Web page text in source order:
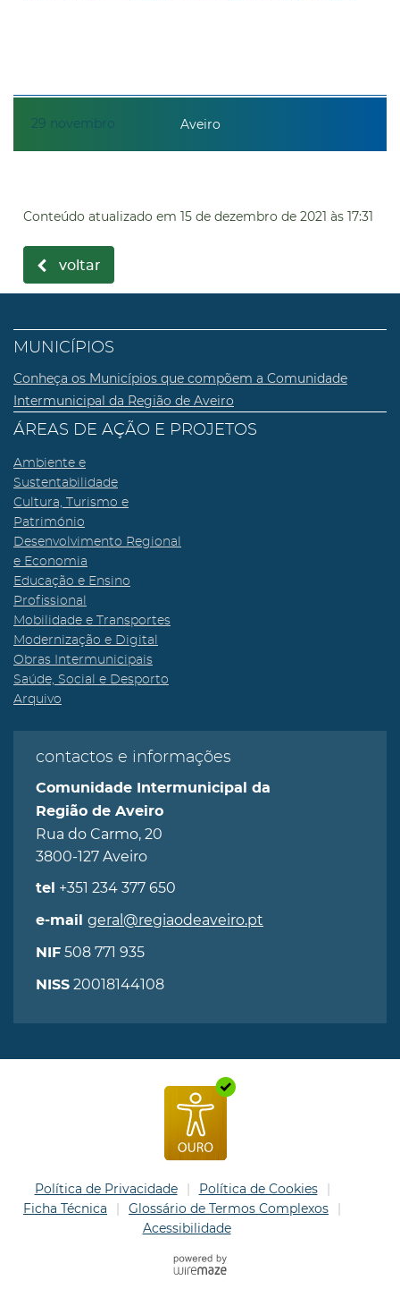
29 novembro Aveiro
Conteúdo atualizado em 15 de dezembro de 2021 às 17:31
voltar
MUNICÍPIOS
Conheça os Municípios que compõem a Comunidade
Intermunicipal da Região de Aveiro
ÁREAS DE AÇÃO E PROJETOS
Ambiente e
Sustentabilidade
Cultura, Turismo e
Património
Desenvolvimento Regional
e Economia
Educação e Ensino
Profissional
Mobilidade e Transportes
Modernização e Digital
Obras Intermunicipais
Saúde, Social e Desporto
Arquivo
contactos e informações
Comunidade Intermunicipal da
Região de Aveiro
Rua do Carmo, 20
3800-127 Aveiro
tel +351 234 377 650
e-mail geral@regiaodeaveiro.pt
NIF 508 771 935
NISS 20018144108
Política de Privacidade
Política de Cookies
Ficha Técnica
Glossário de Termos Complexos
Acessibilidade